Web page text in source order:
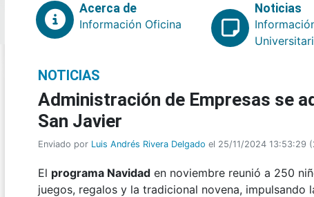
Acerca de
Información Oficina
Noticias
NOTICIAS
Administración de Empresas se
San Javier
Enviado por Luis Andrés Rivera Delgado el 25/11/2024 13:53:29 (
El programa Navidad en noviembre reunió a 250
juegos, regalos y la tradicional novena, impulsando